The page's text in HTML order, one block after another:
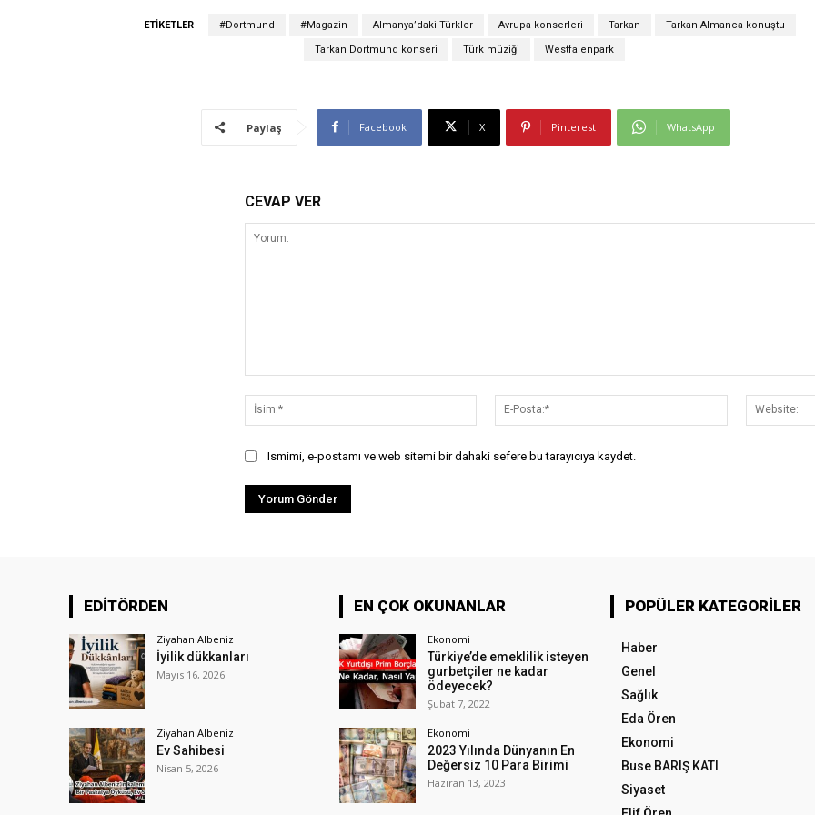
ETIKETLER #Dortmund #Magazin Almanya’daki Türkler Avrupa konserleri Tarkan Tarkan Almanca konuştu
Tarkan Dortmund konseri Türk müziği Westfalenpark
Paylaş Facebook X Pinterest WhatsApp
CEVAP VER
İsim:*
Posta:*
Ismimi, e-postamı ve web sitemi bir dahaki sefere bu tarayıcıya kaydet.
EDİTÖRDEN
Ziyahan Albeniz
İyilik dükkanları
Mayıs 16, 2026
Ziyahan Albeniz
Ev Sahibesi
Nisan 5, 2026
EN ÇOK OKUNANLAR
Ekonomi
Türkiye’de emeklilik isteyen
gurbetçiler ne kadar
ödeyecek?
Şubat 7, 2022
Ekonomi
2023 Yılında Dünyanın En
Değersiz 10 Para Birimi
Haziran 13, 2023
POPÜLER KATEGORILER
Haber
Genel
Sağlık
Eda Ören
Ekonomi
Buse BARIŞ KATI
Siyaset